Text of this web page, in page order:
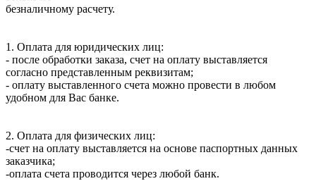
безналичному расчету.
1. Оплата для юридических лиц:
- после обработки заказа, счет на оплату выставляется
согласно представленным реквизитам;
- оплату выставленного счета можно провести в любом
удобном для Вас банке.
2. Оплата для физических лиц:
-счет на оплату выставляется на основе паспортных данных
заказчика;
-оплата счета проводится через любой банк.